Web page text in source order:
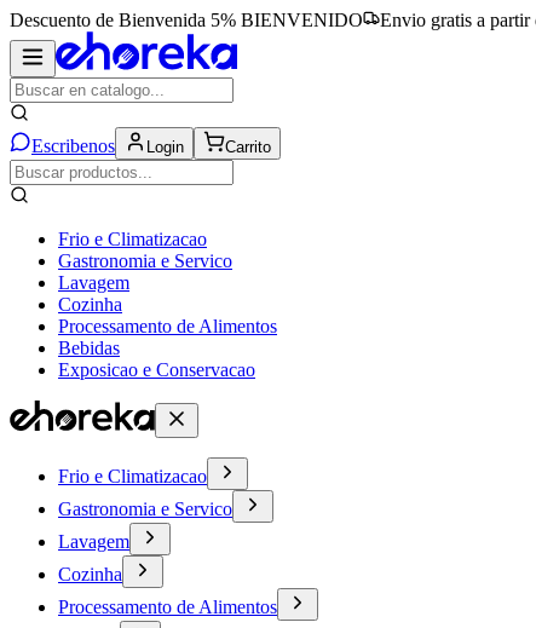
Descuento de Bienvenida 5% BIENVENIDO Envio gratis a partir
Escribenos Login Carrito
Frio e Climatizacao
Gastronomia e Servico
Lavagem
Cozinha
Processamento de Alimentos
Bebidas
Exposicao e Conservacao
Frio e Climatizacao
Gastronomia e Servico
Lavagem
Cozinha
Processamento de Alimentos